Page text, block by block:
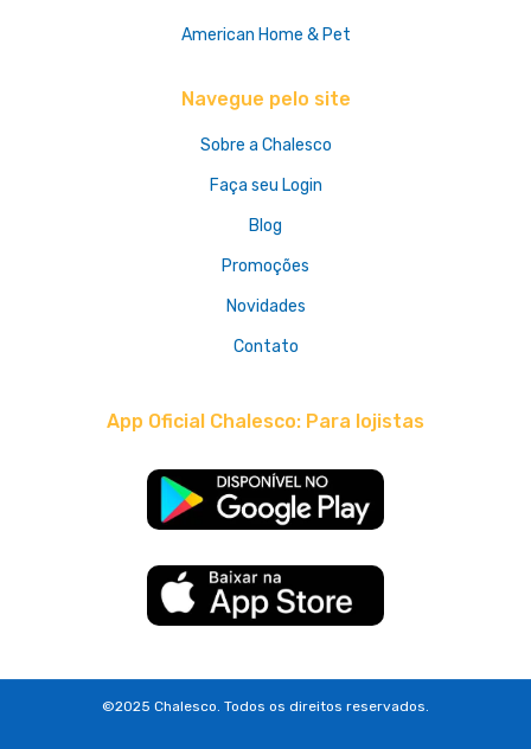
American Home & Pet
Navegue pelo site
Sobre a Chalesco
Faça seu Login
Blog
Promoções
Novidades
Contato
App Oficial Chalesco: Para lojistas
©2025 Chalesco. Todos os direitos reservados.